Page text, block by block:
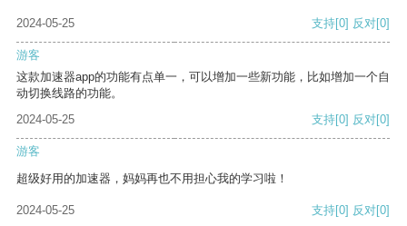
2024-05-25 支持[0] 反对[0]
游客
这款加速器app的功能有点单一，可以增加一些新功能，比如增加一个自
动切换线路的功能。
2024-05-25
支持[0] 反对[0]
游客
超级好用的加速器，妈妈再也不用担心我的学习啦！
2024-05-25 支持[0] 反对[0]